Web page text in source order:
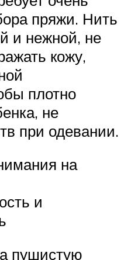
пряжи. Нить
и нежной, не
кожу,
плотно
не
при одевании.
на
и
пушистую